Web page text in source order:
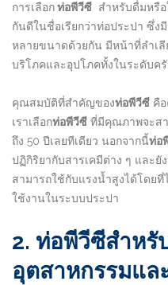
การเลือกท่อพีวีซี สำหรับดื่มหรื
กันดีในชื่อเรียกว่าท่อประปา ซึ่
หลายขนาดด้วยกัน มีหน้าที่ลำเลี
บริโภคและอุปโภคทั้งในระดับค
คุณสมบัติที่สำคัญของท่อพีวีซี คื
เราเลือกท่อพีวีซี ที่มีคุณภาพจะส
ถึง 50 ปีเลยทีเดียว นอกจากนี้ท่อ
ปฏิกิริยากับสารเคมีต่าง ๆ และ
สามารถใช้กับแรงน้ำสูงได้โดยที่
ใช้งานในระบบประปา
2. ท่อพีวีซีสำหรั
อุตสาหกรรมแล